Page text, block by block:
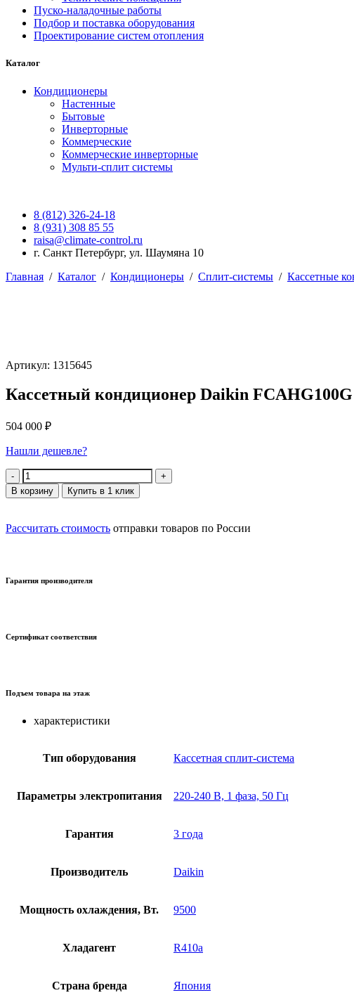
Пуско-наладочные работы
Подбор и поставка оборудования
Проектирование систем отопления
Каталог
Кондиционеры
Настенные
Бытовые
Инверторные
Коммерческие
Коммерческие инверторные
Мульти-сплит системы
8 (812) 326-24-18
8 (931) 308 85 55
raisa@climate-control.ru
г. Санкт Петербург, ул. Шаумяна 10
Главная / Каталог / Кондиционеры / Сплит-системы / Кассетные
Артикул: 1315645
Кассетный кондиционер Daikin
504 000 ₽
Нашли дешевле?
Количество
В корзину Купить в 1 клик
Рассчитать стоимость отправки товаров по России
Гарантия производителя
Сертификат соответствия
Подъем товара на этаж
характеристики
Тип оборудования Кассетная сплит-система
Параметры электропитания 220-240 В, 1 фаза, 50 Гц
Гарантия 3 года
Производитель Daikin
Мощность охлаждения, Вт. 9500
Хладагент R410a
Страна бренда Япония